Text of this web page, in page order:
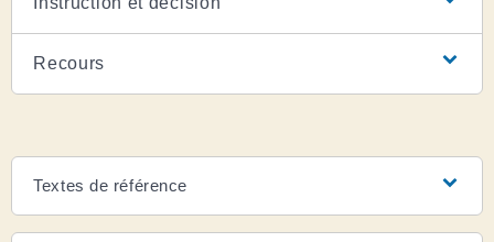
Recours
Textes de référence